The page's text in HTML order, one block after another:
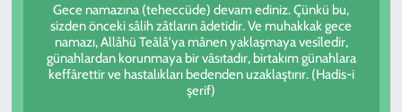
Gece namazına (teheccüde) devam ediniz. Çünkü bu,
sizden önceki sâlih zâtların âdetidir. Ve muhakkak gece
namazı, Allâhü Teâlâ'ya mânen yaklaşmaya vesîledir,
günahlardan korunmaya bir vâsıtadır, birtakım günahlara
keffârettir ve hastalıkları bedenden uzaklaştırır. (Hadis-i
şerif)
SPOR
KADIN
Haber Arşivi